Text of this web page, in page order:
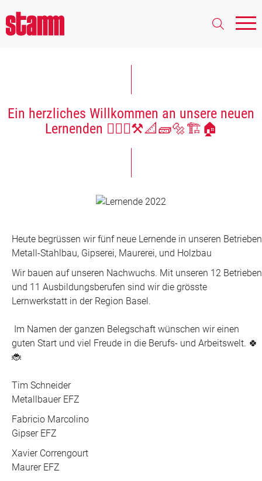
Ein herzliches Willkommen an unsere neuen
Lernenden 👷🏻‍♂️⚒📐🧱🔩🏗🏠
Heute begrüssen wir fünf neue Lernende in unseren Betrieben
Metall-Stahlbau, Gipserei, Maurerei, und Holzbau
Wir bauen auf unseren Nachwuchs. Mit unseren 12 Betrieben
und 11 Ausbildungsberufen sind wir die grösste
Lernwerkstatt in der Region Basel.
Im Namen der ganzen Belegschaft wünschen wir einen
guten Start und viel Freude in die Berufs- und Arbeitswelt. 🍀
🐞
Tim Schneider
Metallbauer EFZ
Fabricio Marcolino
Gipser EFZ
Xavier Correngourt
Maurer EFZ